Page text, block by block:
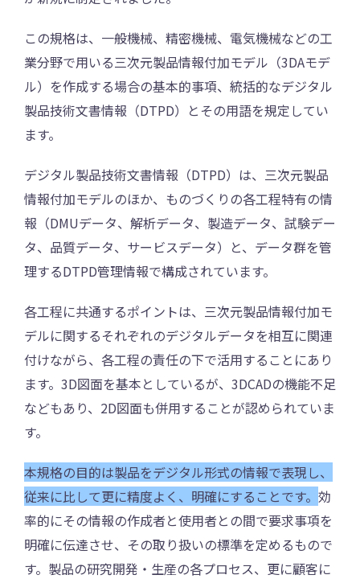
この規格は、一般機械、精密機械、電気機械などの工
業分野で用いる三次元製品情報付加モデル（3DAモデ
ル）を作成する場合の基本的事項、統括的なデジタル
製品技術文書情報（DTPD）とその用語を規定してい
ます。
デジタル製品技術文書情報（DTPD）は、三次元製品
情報付加モデルのほか、ものづくりの各工程特有の情
報（DMUデータ、解析データ、製造データ、試験デー
タ、品質データ、サービスデータ）と、データ群を管
理するDTPD管理情報で構成されています。
各工程に共通するポイントは、三次元製品情報付加モ
デルに関するそれぞれのデジタルデータを相互に関連
付けながら、各工程の責任の下で活用することにあり
ます。3D図面を基本としているが、3DCADの機能不足
などもあり、2D図面も併用することが認められていま
す。
本規格の目的は製品をデジタル形式の情報で表現し、
従来に比して更に精度よく、明確にすることです。 効
率的にその情報の作成者と使用者との間で要求事項を
明確に伝達させ、その取り扱いの標準を定めるもので
す。製品の研究開発・生産の各プロセス、更に顧客に